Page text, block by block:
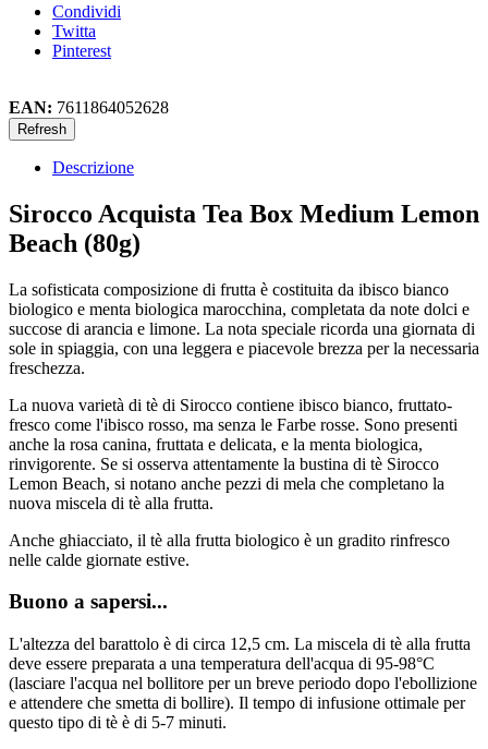
Condividi
Twitta
Pinterest
EAN: 7611864052628
Descrizione
Sirocco Acquista Tea Box Medium Lemon
Beach (80g)
La sofisticata composizione di frutta è costituita da ibisco bianco
biologico e menta biologica marocchina, completata da note dolci e
succose di arancia e limone. La nota speciale ricorda una giornata di
sole in spiaggia, con una leggera e piacevole brezza per la necessaria
freschezza.
La nuova varietà di tè di Sirocco contiene ibisco bianco, fruttato-
fresco come l'ibisco rosso, ma senza le Farbe rosse. Sono presenti
anche la rosa canina, fruttata e delicata, e la menta biologica,
rinvigorente. Se si osserva attentamente la bustina di tè Sirocco
Lemon Beach, si notano anche pezzi di mela che completano la
nuova miscela di tè alla frutta.
Anche ghiacciato, il tè alla frutta biologico è un gradito rinfresco
nelle calde giornate estive.
Buono a sapersi...
L'altezza del barattolo è di circa 12,5 cm. La miscela di tè alla frutta
deve essere preparata a una temperatura dell'acqua di 95-98°C
(lasciare l'acqua nel bollitore per un breve periodo dopo l'ebollizione
e attendere che smetta di bollire). Il tempo di infusione ottimale per
questo tipo di tè è di 5-7 minuti.